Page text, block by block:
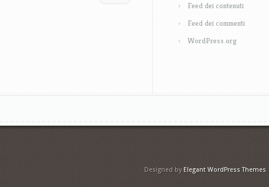
Feed dei contenuti
Feed dei commenti
WordPress.org
Designed by Elegant WordPress Themes